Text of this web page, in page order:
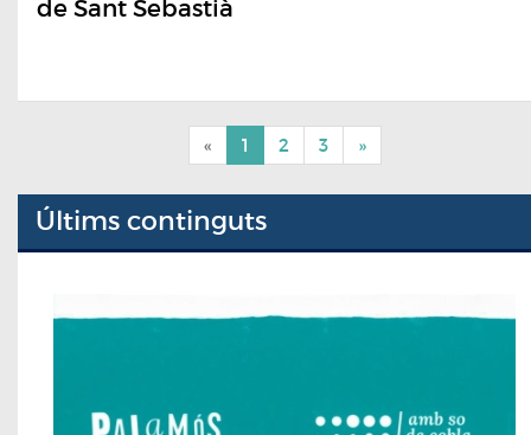
de Sant Sebastià
« 1 2 3 »
Últims continguts